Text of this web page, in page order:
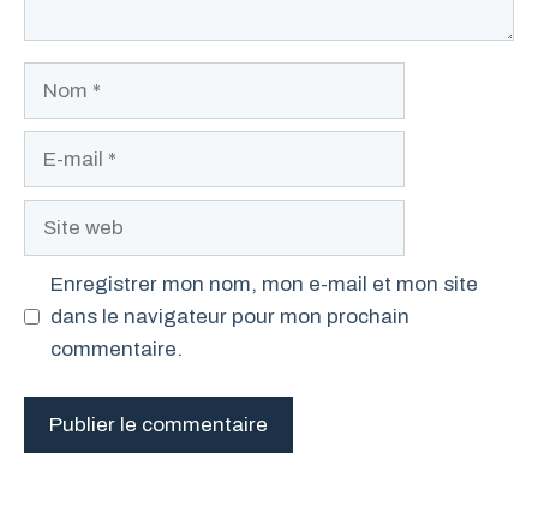
Site
Enregistrer mon nom, mon e-mail et mon site
dans le navigateur pour mon prochain
commentaire.